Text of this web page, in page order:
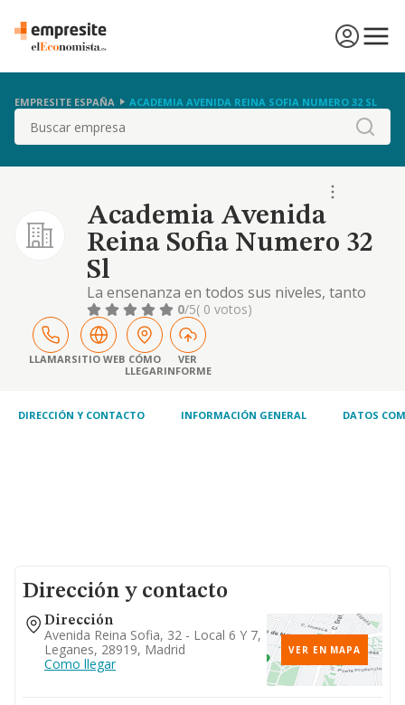
EMPRESITE ESPAÑA ACADEMIA AVENIDA REINA SOFIA NUMERO 32 SL
Buscar
Academia Avenida
Reina Sofia Numero 32
Sl
La ensenanza en todos sus niveles, tanto
infantil como adulta, reglada 0 no
0/5( 0 votos)
LLAMARSITIO WEB CÓMO
LLEGAR
VER
INFORME
DIRECCIÓN Y CONTACTO INFORMACIÓN GENERAL DATOS
Dirección y contacto
Dirección
Avenida Reina Sofia, 32 - Local 6 Y 7,
Leganes, 28919, Madrid
Como llegar
VER EN MAPA